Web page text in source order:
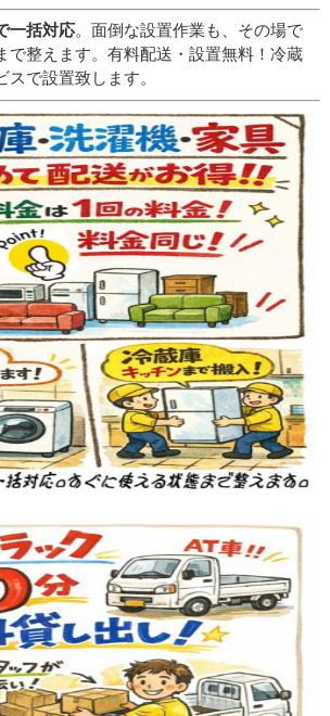
一括対応。面倒な設置作業も、その場で
で整えます。有料配送・設置無料！冷蔵
で設置致します。